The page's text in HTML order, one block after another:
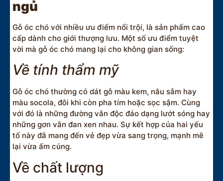
ngủ
Gỗ óc chó với nhiều ưu điểm nổi trội, là sản phẩm cao
cấp dành cho giới thượng lưu. Một số ưu điểm tuyệt
vời mà gỗ óc chó mang lại cho không gian sống:
Về tính thẩm mỹ
Gỗ óc chó thường có dát gỗ màu kem, nâu sẫm hay
màu socola, đôi khi còn pha tím hoặc sọc sậm. Cùng
với đó là những đường vân độc đáo dạng lướt sóng hay
những gơn vân đan xen nhau. Sự kết hợp của hai yếu
tố này đã mang đến vẻ đẹp vừa sang trọng, mạnh mẽ
lại vừa ấm cúng.
Về chất lượng